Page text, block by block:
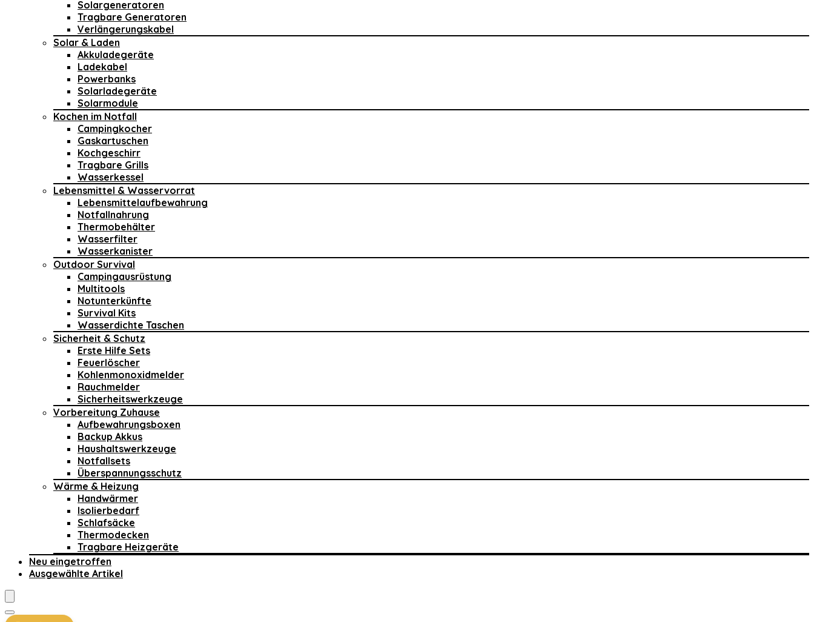
Solargeneratoren
Tragbare Generatoren
Verlängerungskabel
Solar & Laden
Akkuladegeräte
Ladekabel
Powerbanks
Solarladegeräte
Solarmodule
Kochen im Notfall
Campingkocher
Gaskartuschen
Kochgeschirr
Tragbare Grills
Wasserkessel
Lebensmittel & Wasservorrat
Lebensmittelaufbewahrung
Notfallnahrung
Thermobehälter
Wasserfilter
Wasserkanister
Outdoor Survival
Campingausrüstung
Multitools
Notunterkünfte
Survival Kits
Wasserdichte Taschen
Sicherheit & Schutz
Erste Hilfe Sets
Feuerlöscher
Kohlenmonoxidmelder
Rauchmelder
Sicherheitswerkzeuge
Vorbereitung Zuhause
Aufbewahrungsboxen
Backup Akkus
Haushaltswerkzeuge
Notfallsets
Überspannungsschutz
Wärme & Heizung
Handwärmer
Isolierbedarf
Schlafsäcke
Thermodecken
Tragbare Heizgeräte
Neu eingetroffen
Ausgewählte Artikel